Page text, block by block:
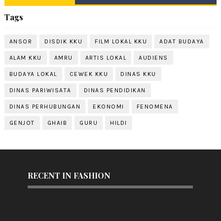
Tags
ANSOR DISDIK KKU FILM LOKAL KKU ADAT BUDAYA
ALAM KKU AMRU ARTIS LOKAL AUDIENS
BUDAYA LOKAL CEWEK KKU DINAS KKU
DINAS PARIWISATA DINAS PENDIDIKAN
DINAS PERHUBUNGAN EKONOMI FENOMENA
GENJOT GHAIB GURU HILDI
RECENT IN FASHION